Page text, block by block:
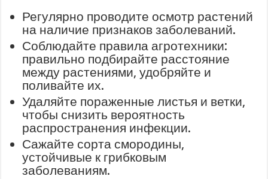
Регулярно проводите осмотр растений
на наличие признаков заболеваний.
Соблюдайте правила агротехники:
правильно подбирайте расстояние
между растениями, удобряйте и
поливайте их.
Удаляйте пораженные листья и ветки,
чтобы снизить вероятность
распространения инфекции.
Сажайте сорта смородины,
устойчивые к грибковым
заболеваниям.